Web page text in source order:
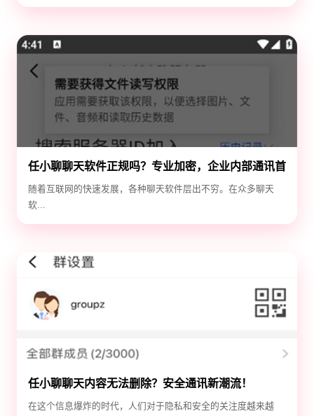
任小聊聊天软件正规吗？专业加密，企业内部通讯首
选！
随着互联网的快速发展，各种聊天软件层出不穷。在众多聊天
软...
任小聊聊天内容无法删除？安全通讯新潮流！
在这个信息爆炸的时代，人们对于隐私和安全的关注度越来越